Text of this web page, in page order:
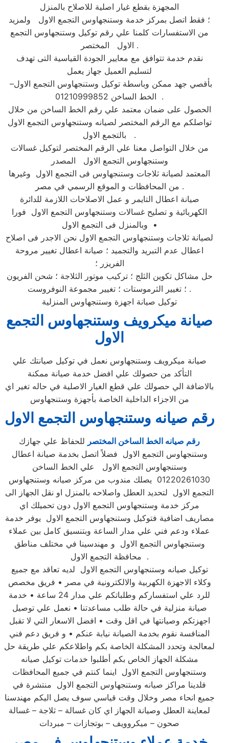
المجهزة بقطع غيار اصلية للاصلاح بالمنزل
؛ فقط اتصل بمركز خدمة وستنجهاوس التجمع الاول ولمزيد
من الاستفسارات كلمنا علي رقم توكيل وستنجهاوس التجمع
الاول المختصر .
نقدم خدمة تتوافق مع معايير الجودة القياسية التى تهدف
لتسليم العميل جهاز يعمل
بأقصي جهد ممكن وباسطة توكيل وستنجهاوس التجمع الاول–
الخط الساخن 01210999852 .
الحصول على ضمان معتمد علي رقم الخط الساخن من خلال
تواصلكم مع الرقم المختصر لصيانه وستنجهاوس التجمع الاول
بالتجمع الاول .
من خلال التواصل معنا علي الرقم المختصر لتوكيل غسالات
وستنجهاوس التجمع الاول المصدر
المعتمد لصيانة ثلاجات وستنجهاوس فى التجمع الاول وغيرها
من المحافظات و الموقع الرسمي في مصر .
صيانة اعطال التايمر و عمل الاصلاحات اللازمة للدائرة
الكهربائية و تصليح غسالات وستنجهاوس التجمع الاول فورا
وبالمنزل فى التجمع الاول •
لصيانة ثلاجات وستنجهاوس التجمع الاول نحن الاجدر فى اصلاح
اعطال عدم التبريد والتجميد ؛ صيانة اعطال تغيير مروحة
الفريزر ؛
حل مشاكل تكوين الثلج ؛ تركيب موتور الثلاجة ؛ شحن الفريون
؛ تغيير الثرموستات ؛ تغيير مجموعة النوفروست .
توكيل صيانة اجهزة وستنجهاوس المنزلية
صيانة ميكرويف وستنجهاوس التجمع
الاول
صيانة ميكرويف وستنجهاوس نعمل في توكيل صيانتك علي
التأكد من حصولك علي افضل خدمة صيانة ممكنة
بالاضافة الي حصولك علي قطع الغيار الاصلية في حاله تغير اي
من الاجزاء الداخلية الخاصة بأجهزة وستنجهاوس
رقم صيانه وستنجهاوس التجمع الاول
رقم صيانه الخط الساخن المختصر للحفاظ علي جهازك
وستنجهاوس التجمع الاول فضلاً اتصل بخدمة صيانة اعطال
وستنجهاوس التجمع الاول علي الخط الساخن
01220261030 يصلك مندوب من مركز صيانه وستنجهاوس
التجمع الاول لتحديد العطل واصلاحه بالمنزل او نقل الجهاز الى
مركز خدمة وستنجهاوس التجمع الاول دون تحميلك اي
مصاريف اضافية فتوكيل وستنجهاوس التجمع الاول يوفر خدمة
عملاء ودعم فني علي مدار الساعة وبتنسيق كامل بين عملاء
وستنجهاوس التجمع الاول و مهندسينا في مختلف مناطق
محافظة التجمع الاول .
توكيل صيانه وستنجهاوس التجمع الاول لديه تعاقد مع جميع
وكلاء الاجهزة الكهربية والالكترونية في مصر • فريق مخصص
للرد علي استفساركم وطلباتكم علي مدار 24 ساعة • خدمة
صيانة منزلية في حالة طلب مساعدتنا • نعمل علي توصيل
اجهزتكم وصيانتها في اقل وقت • افضل الاسعار التي لا تقبل
المنافسة نقوم بخدمة الصيانة نيابة عنكم • و فريق دعم فني
لمعالجة وتحدد المشكلة الخاصة بكم واطلاعكم علي طريقة حل
مشكلة الجهاز الخاص بكم أطلبوا خدمات توكيل صيانه
وستنجهاوس التجمع الاول اينما كنتم في جميع المحافظات
فلدينا مراكز صيانه وستنجهاوس التجمع الاول منتشرة في
جميع انحاء مصر وخلال وقت قياسي سوف يصل اليكم مهندسنا
لمعاينة العطل وصيانة الجهاز اي كان غسالة – ثلاجة – غسالة
صحون – ميكروويف – بوتجازات – مبردات